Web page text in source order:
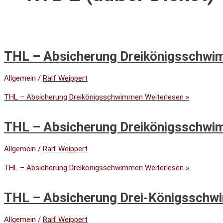
THL – Absicherung
Allgemein / Ralf Weippert
THL – Absicherung Dreikönigsschwimmen Weiterlesen »
THL – Absicherung
Allgemein / Ralf Weippert
THL – Absicherung Dreikönigsschwimmen Weiterlesen »
THL – Absicherung Drei-
Allgemein / Ralf Weippert